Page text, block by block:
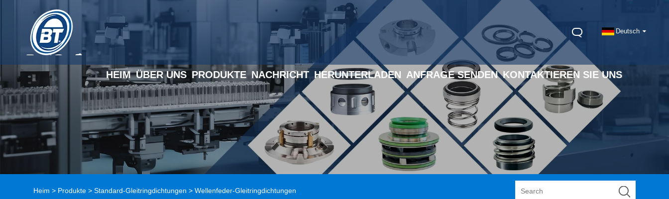
Deutsch
HEIM ÜBER UNS PRODUKTE NACHRICHT HERUNTERLADEN ANFRAGE SENDEN KONTAKTIEREN SIE UNS
Heim > Produkte >Standard-Gleitringdichtungen > Wellenfeder-Gleitringdichtungen